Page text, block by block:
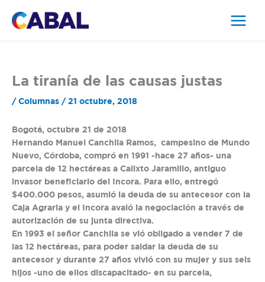
La tiranía de las causas justas
/ Columnas / 21 octubre, 2018
Bogotá, octubre 21 de 2018
Hernando Manuel Canchila Ramos, campesino de Mundo
Nuevo, Córdoba, compró en 1991 -hace 27 años- una
parcela de 12 hectáreas a Calixto Jaramillo, antiguo
invasor beneficiario del Incora. Para ello, entregó
$400.000 pesos, asumió la deuda de su antecesor con la
Caja Agraria y el Incora avaló la negociación a través de
autorización de su junta directiva.
En 1993 el señor Canchila se vió obligado a vender 7 de
las 12 hectáreas, para poder saldar la deuda de su
antecesor y durante 27 años vivió con su mujer y sus seis
hijos -uno de ellos discapacitado- en su parcela,